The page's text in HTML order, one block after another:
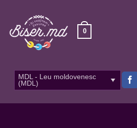
content
0
MDL - Leu moldovenesc
(MDL)